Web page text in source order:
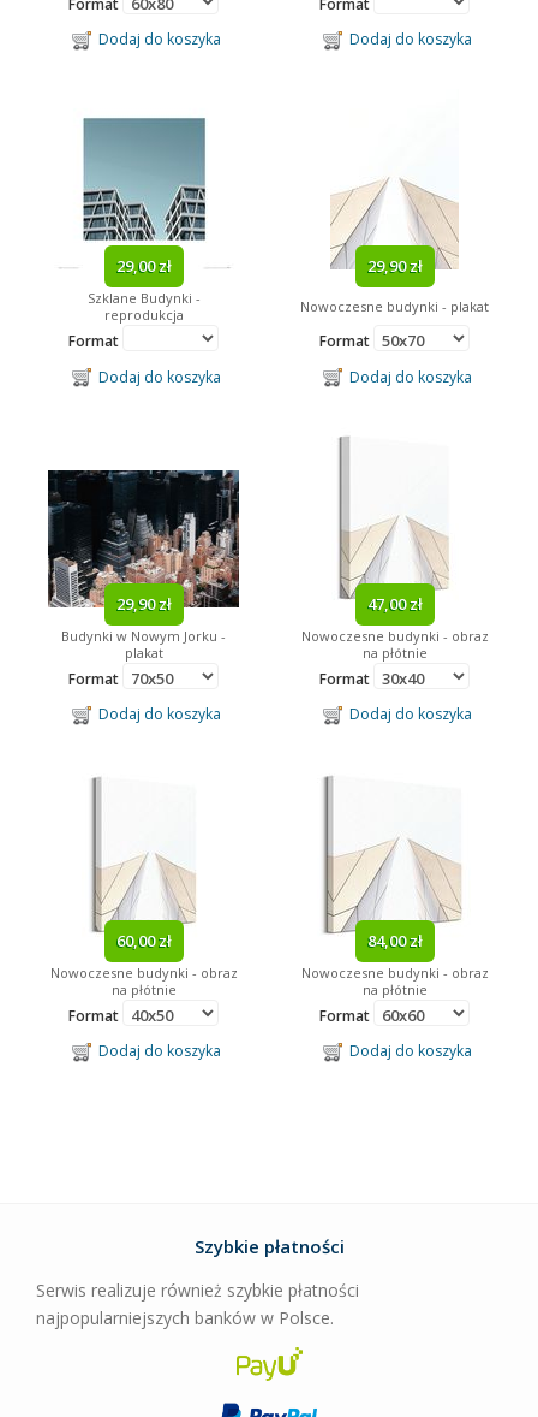
Dodaj do koszyka Dodaj do koszyka
29,00 zł
Szklane Budynki -
reprodukcja
Format
Dodaj do koszyka
29,90 zł
Nowoczesne budynki - plakat
Format
Dodaj do koszyka
29,90 zł
Budynki w Nowym Jorku -
plakat
Format
Dodaj do koszyka
47,00 zł
Nowoczesne budynki - obraz
na płótnie
Format
Dodaj do koszyka
60,00 zł
Nowoczesne budynki - obraz
na płótnie
Format
Dodaj do koszyka
84,00 zł
Nowoczesne budynki - obraz
na płótnie
Format
Dodaj do koszyka
Szybkie płatności
Serwis realizuje również szybkie płatności
najpopularniejszych banków w Polsce.